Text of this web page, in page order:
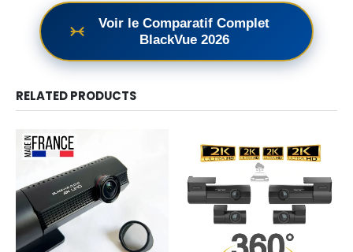
Voir le Comparatif Complet
BlackVue 2026
RELATED PRODUCTS